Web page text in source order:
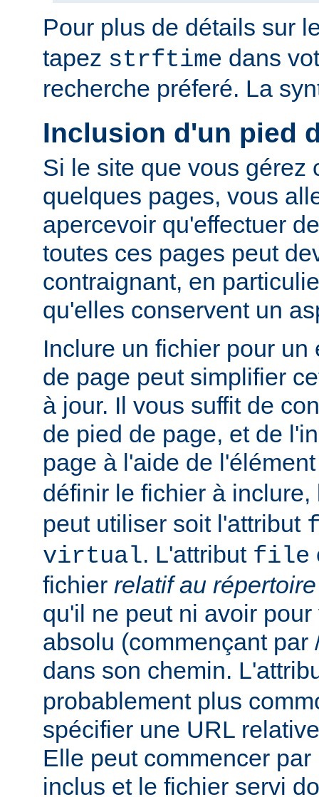
Pour plus de détails sur
tapez strftime dans
recherche préferé. La
Inclusion d'un pied
Si le site que vous gérez
quelques pages, vous
apercevoir qu'effectuer
toutes ces pages peut
contraignant, en
qu'elles conservent un
Inclure un fichier pour
de page peut simplifier
à jour. Il vous suffit de
de pied de page, et de
page à l'aide de
définir le fichier à
peut utiliser soit l'attribut
virtual. L'attribut file
fichier relatif au
qu'il ne peut ni avoir
absolu (commençant par
dans son chemin.
probablement plus
spécifier une URL
Elle peut commencer
inclus et le fichier servi